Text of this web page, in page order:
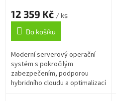
servery)
12 359 Kč / ks
Do košíku
Moderní serverový operační
systém s pokročilým
zabezpečením, podporou
hybridního cloudu a optimalizací